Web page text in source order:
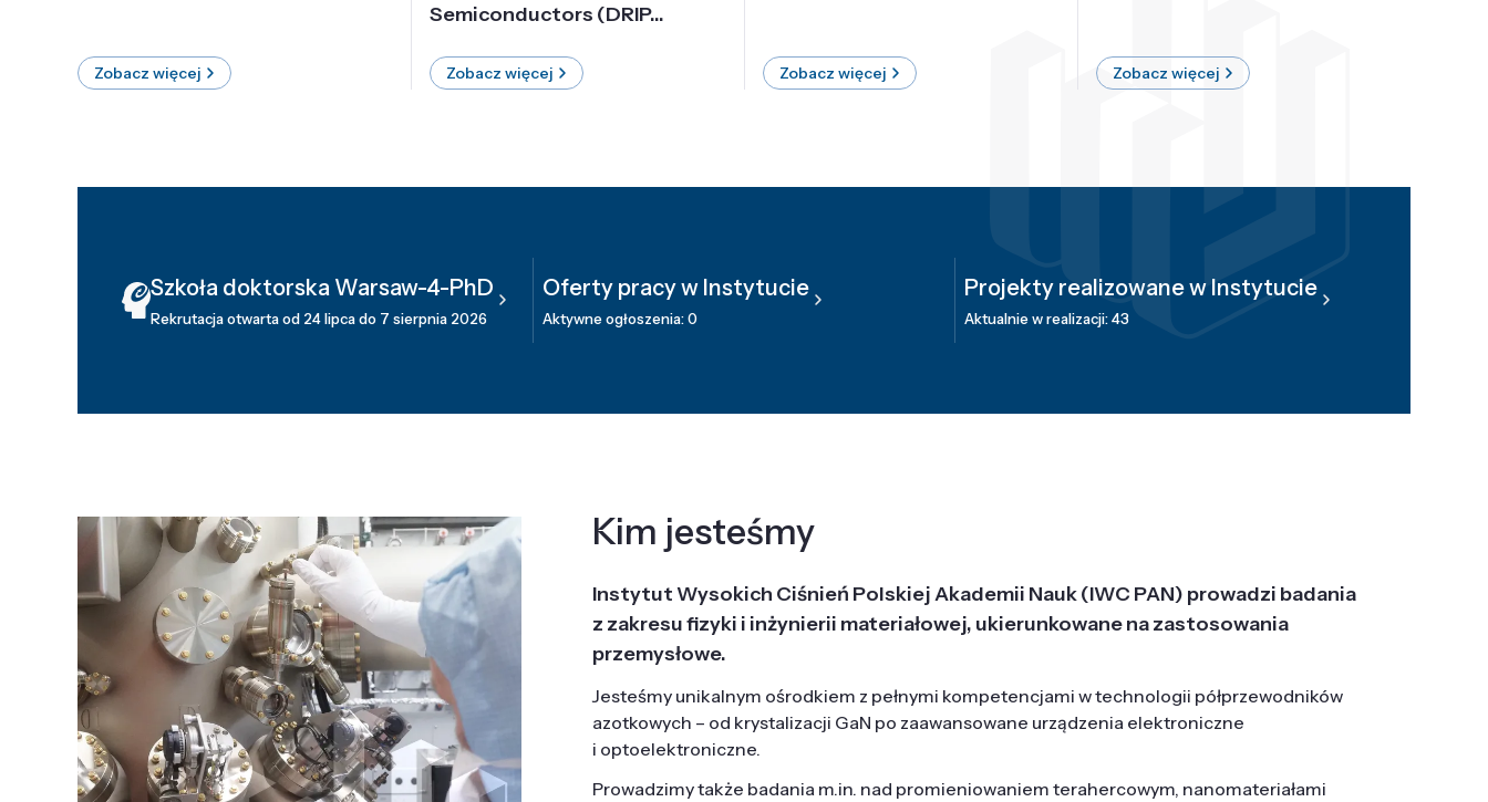
Zobacz więcej
Semiconductors (DRIP...
Zobacz więcej Zobacz więcej Zobacz więcej
Szkoła doktorska Warsaw-4-PhD
Rekrutacja otwarta od 24 lipca do 7 sierpnia 2026
Oferty pracy w Instytucie
Aktywne ogłoszenia: 0
Projekty realizowane w Instytucie
Aktualnie w realizacji: 43
Kim jesteśmy
Instytut Wysokich Ciśnień Polskiej Akademii Nauk (IWC PAN) prowadzi badania
z zakresu fizyki i inżynierii materiałowej, ukierunkowane na zastosowania
przemysłowe.
Jesteśmy unikalnym ośrodkiem z pełnymi kompetencjami w technologii półprzewodników
azotkowych – od krystalizacji GaN po zaawansowane urządzenia elektroniczne
i optoelektroniczne.
Prowadzimy także badania m.in. nad promieniowaniem terahercowym, nanomateriałami